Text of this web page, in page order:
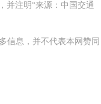
并注明“来源：中国交通
信息，并不代表本网赞同